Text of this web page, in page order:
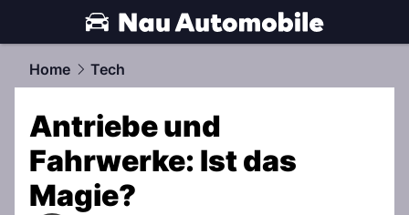
automobile.NAU.ch
Home Tech
Antriebe und
Fahrwerke: Ist das
Magie?